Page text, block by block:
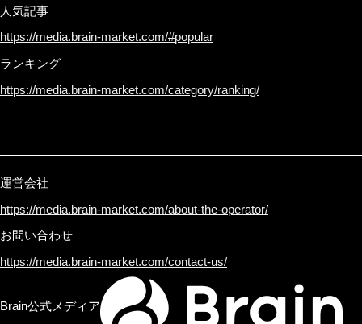
人気記事
https://media.brain-market.com/#popular
ランキング
https://media.brain-market.com/category/ranking/
Brain公式メディア
運営会社
https://media.brain-market.com/about-the-operator/
お問い合わせ
https://media.brain-market.com/contact-us/